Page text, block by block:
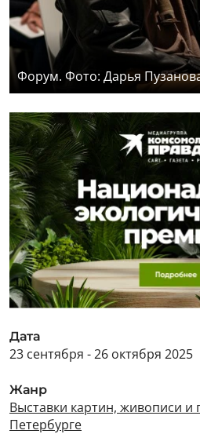
Форум. Фото: Дарья
Дата
23 сентября - 26 октября 2025
Жанр
Выставки картин, живописи и
Петербурге